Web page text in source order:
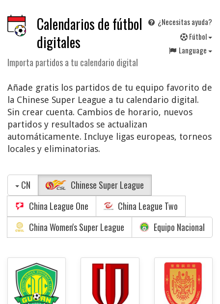
Calendarios de fútbol
digitales
Importa partidos a tu calendario digital
¿Necesitas ayuda?
Fútbol
Language
Añade gratis los partidos de tu equipo favorito de
la Chinese Super League a tu calendario digital.
Sin crear cuenta. Cambios de horario, nuevos
partidos y resultados se actualizan
automáticamente. Incluye ligas europeas, torneos
locales y eliminatorias.
CN
Chinese Super League
China League One
China League Two
China Women's Super League
Equipo Nacional